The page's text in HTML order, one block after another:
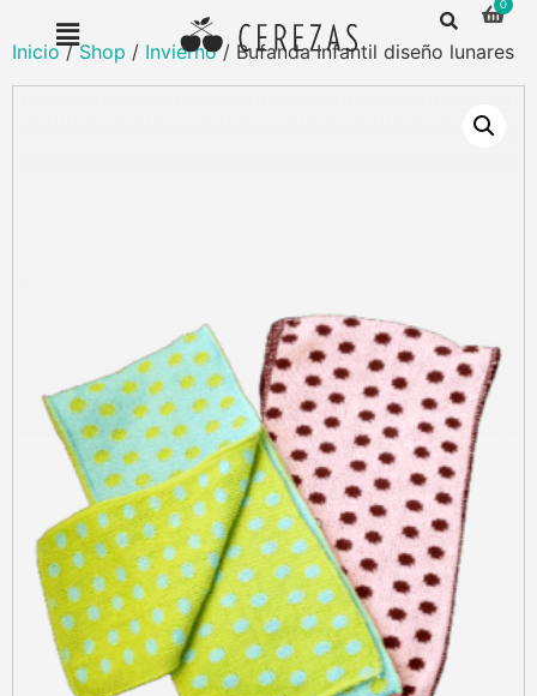
Inicio/Shop / Invierno/ Bufanda Infantil diseño lunares